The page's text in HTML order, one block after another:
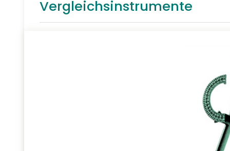
Vergleichsinstrumente